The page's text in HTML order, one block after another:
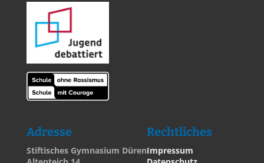
Adresse
Stiftisches Gymnasium Düren
Rechtliches
Impressum